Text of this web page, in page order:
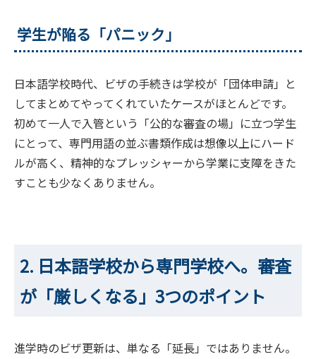
学生が陥る「パニック」
日本語学校時代、ビザの手続きは学校が「団体申請」と
してまとめてやってくれていたケースがほとんどです。
初めて一人で入管という「公的な審査の場」に立つ学生
にとって、専門用語の並ぶ書類作成は想像以上にハード
ルが高く、精神的なプレッシャーから学業に支障をきた
すことも少なくありません。
2. 日本語学校から専門学校へ。審査
が「厳しくなる」3つのポイント
進学時のビザ更新は、単なる「延長」ではありません。